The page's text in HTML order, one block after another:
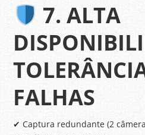
7. ALTA
FALHAS
✔ Captura redundante (2